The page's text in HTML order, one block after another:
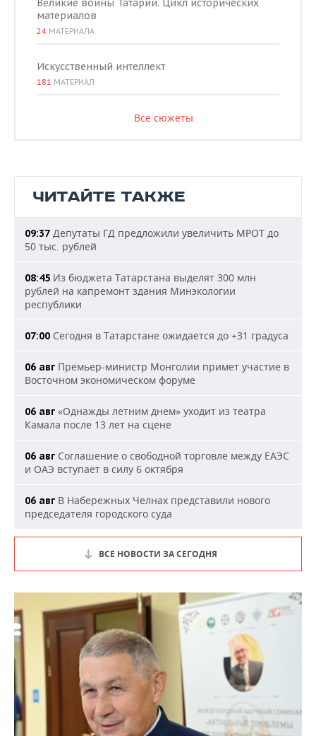
Великие воины Татарии. Цикл исторических
материалов
24 МАТЕРИАЛА
Искусственный интеллект
181 МАТЕРИАЛ
Все сюжеты
ЧИТАЙТЕ ТАКЖЕ
09:37 Депутаты ГД предложили увеличить МРОТ до
50 тыс. рублей
08:45 Из бюджета Татарстана выделят 300 млн
рублей на капремонт здания Минэкологии
республики
07:00 Сегодня в Татарстане ожидается до +31 градуса
06 авг Премьер-министр Монголии примет участие в
Восточном экономическом форуме
06 авг «Однажды летним днем» уходит из театра
Камала после 13 лет на сцене
06 авг Соглашение о свободной торговле между ЕАЭС
и ОАЭ вступает в силу 6 октября
06 авг В Набережных Челнах представили нового
председателя городского суда
ВСЕ НОВОСТИ ЗА СЕГОДНЯ